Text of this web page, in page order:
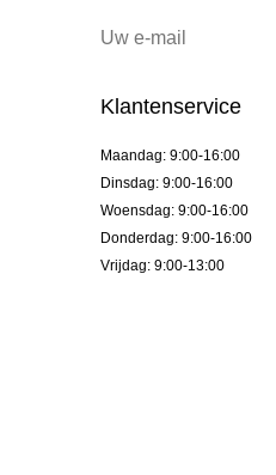
Klantenservice
Maandag: 9:00-16:00
Dinsdag: 9:00-16:00
Woensdag: 9:00-16:00
Donderdag: 9:00-16:00
Vrijdag: 9:00-13:00